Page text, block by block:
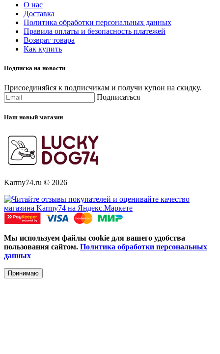
О нас
Доставка
Политика обработки персональных данных
Правила оплаты и безопасность платежей
Возврат товара
Как купить
Подписка на новости
Присоединяйся к подписчикам и получи купон на скидку.
Подписаться
Наш новый магазин
Karmy74.ru © 2026
Мы используем файлы cookie для вашего удобства
пользования сайтом. Политика обработки персональных
данных
Принимаю